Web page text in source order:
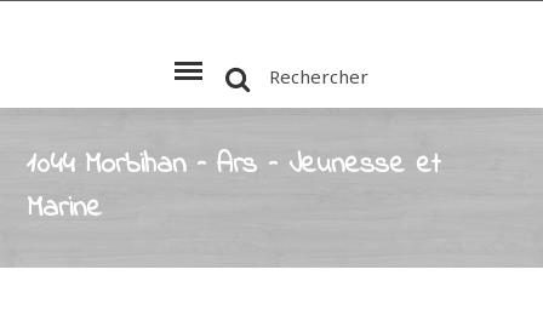
Rechercher
1044 Morbihan – Ars – Jeunesse et
Marine